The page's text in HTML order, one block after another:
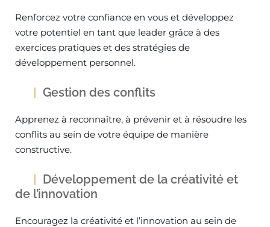
Renforcez votre confiance en vous et développez
votre potentiel en tant que leader grâce à des
exercices pratiques et des stratégies de
développement personnel.
Gestion des conflits
Apprenez à reconnaître, à prévenir et à résoudre les
conflits au sein de votre équipe de manière
constructive.
Développement de la créativité et
de l’innovation
Encouragez la créativité et l’innovation au sein de